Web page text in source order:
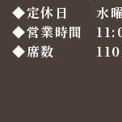
定休日
水
営業時間
席数